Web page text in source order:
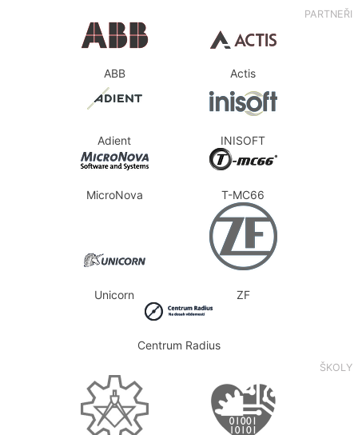
PARTNEŘI
ABB Actis
Adient INISOFT
MicroNova T-MC66
Unicorn ZF
Centrum Radius
ŠKOLY